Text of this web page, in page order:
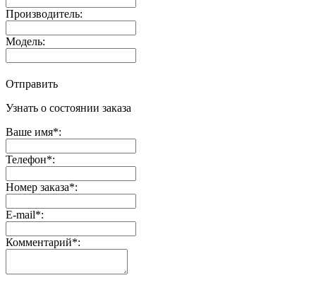
Производитель:
Модель:
Отправить
Узнать о состоянии заказа
Ваше имя*:
Телефон*:
Номер заказа*:
E-mail*:
Комментарий*: